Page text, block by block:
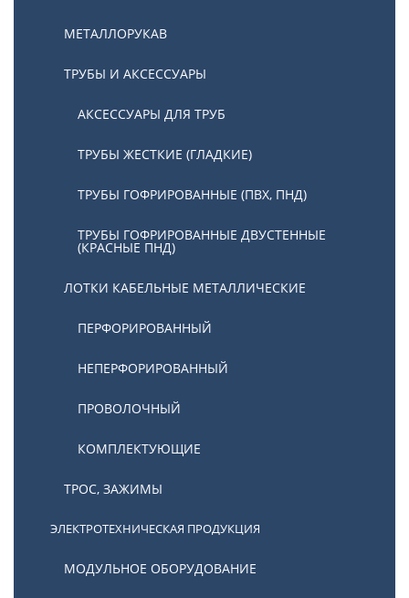
МЕТАЛЛОРУКАВ
ТРУБЫ И АКСЕССУАРЫ
АКСЕССУАРЫ ДЛЯ ТРУБ
ТРУБЫ ЖЕСТКИЕ (ГЛАДКИЕ)
ТРУБЫ ГОФРИРОВАННЫЕ (ПВХ, ПНД)
ТРУБЫ ГОФРИРОВАННЫЕ ДВУСТЕННЫЕ
(КРАСНЫЕ ПНД)
ЛОТКИ КАБЕЛЬНЫЕ МЕТАЛЛИЧЕСКИЕ
ПЕРФОРИРОВАННЫЙ
НЕПЕРФОРИРОВАННЫЙ
ПРОВОЛОЧНЫЙ
КОМПЛЕКТУЮЩИЕ
ТРОС, ЗАЖИМЫ
ЭЛЕКТРОТЕХНИЧЕСКАЯ ПРОДУКЦИЯ
МОДУЛЬНОЕ ОБОРУДОВАНИЕ